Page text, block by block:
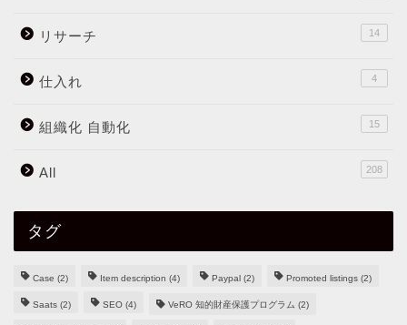
リサーチ 14
仕入れ 4
組織化 自動化 15
All 208
タグ
Case (2) Item description (4) Paypal (2) Promoted listings (2)
Saats (2) SEO (4) VeRO 知的財産保護プログラム (2)